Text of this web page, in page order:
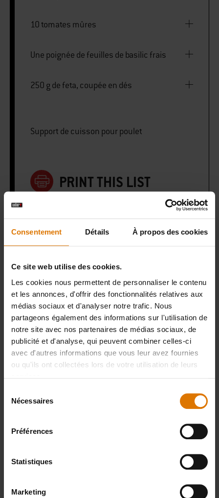
Consentement Détails À propos des cookies
Ce site web utilise des cookies.
Les cookies nous permettent de personnaliser le contenu
et les annonces, d'offrir des fonctionnalités relatives aux
médias sociaux et d'analyser notre trafic. Nous
partageons également des informations sur l'utilisation de
notre site avec nos partenaires de médias sociaux, de
publicité et d'analyse, qui peuvent combiner celles-ci
avec d'autres informations que vous leur avez fournies
ou qu'ils ont collectées lors de votre utilisation de leurs
Nécessaires
Préférences
Statistiques
Marketing
10 tomates mûres
Une poignée de feuilles de basilic frais
250 g de feta, coupée en dés
Support de cuisson pour poulet
PRINT THIS LIST
Accessoires
recommandés